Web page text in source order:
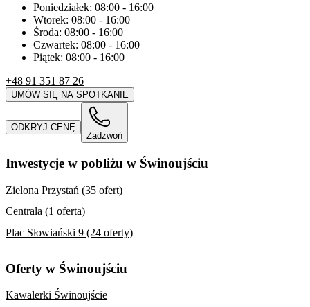
Poniedziałek: 08:00 - 16:00
Wtorek: 08:00 - 16:00
Środa: 08:00 - 16:00
Czwartek: 08:00 - 16:00
Piątek: 08:00 - 16:00
+48 91 351 87 26
UMÓW SIĘ NA SPOTKANIE
ODKRYJ CENĘ
Zadzwoń
Inwestycje w pobliżu w Świnoujściu
Zielona Przystań (35 ofert)
Centrala (1 oferta)
Plac Słowiański 9 (24 oferty)
Oferty w Świnoujściu
Kawalerki Świnoujście